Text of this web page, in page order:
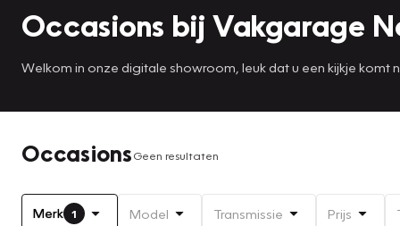
Occasions bij Vakgarage
Welkom in onze digitale showroom, leuk dat u een kijkje komt
OccasionsGeen resultaten
Merk 1 Model Transmissie Prijs